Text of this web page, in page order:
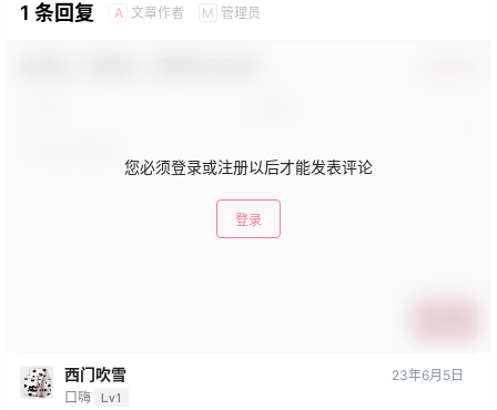
1 条回复 A 文章作者 M 管理员
您必须登录或注册以后才能发表评论
登录
西门吹雪
口嗨 Lv1
23年6月5日